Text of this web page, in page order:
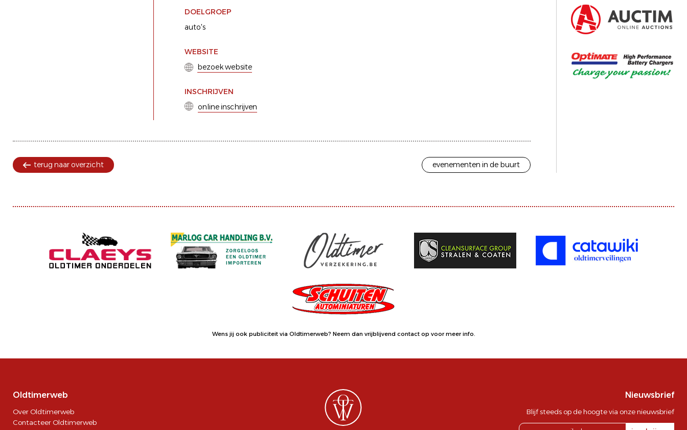
DOELGROEP
auto's
WEBSITE
bezoek website
INSCHRIJVEN
online inschrijven
terug naar overzicht evenementen in de buurt
Wens jij ook publiciteit via Oldtimerweb? Neem dan vrijblijvend contact op voor meer info.
Oldtimerweb
Over Oldtimerweb
Contacteer Oldtimerweb
Nieuwsbrief
Blijf steeds op de hoogte via onze nieuwsbrief